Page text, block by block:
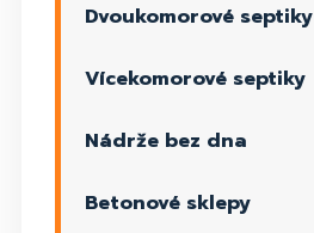
Dvoukomorové septiky
Vícekomorové septiky
Nádrže bez dna
Betonové sklepy